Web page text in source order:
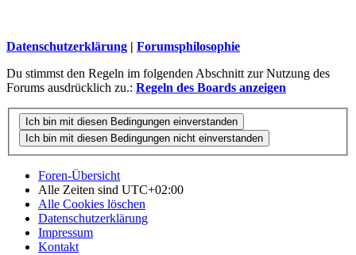
Datenschutzerklärung | Forumsphilosophie
Du stimmst den Regeln im folgenden Abschnitt zur Nutzung des
Forums ausdrücklich zu.: Regeln des Boards anzeigen
Foren-Übersicht
Alle Zeiten sind UTC+02:00
Alle Cookies löschen
Datenschutzerklärung
Impressum
Kontakt